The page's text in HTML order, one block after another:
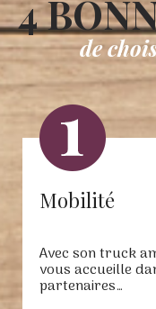
4
de
Mobilité
Avec son truck
vous accueille
partenaires…